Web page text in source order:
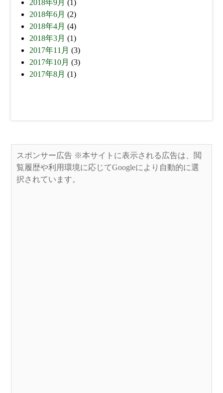
2018年9月 (1)
2018年6月 (2)
2018年4月 (4)
2018年3月 (1)
2017年11月 (3)
2017年10月 (3)
2017年8月 (1)
スポンサー広告 ※本サイトに表示される広告は、閲
覧履歴や利用環境に応じてGoogleにより自動的に選
択されています。